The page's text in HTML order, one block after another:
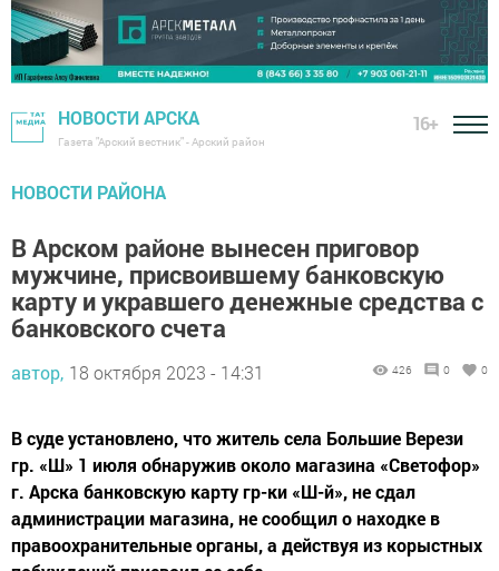
НОВОСТИ АРСКА
Газета "Арский вестник" - Арский район
16+
НОВОСТИ РАЙОНА
В Арском районе вынесен приговор
мужчине, присвоившему банковскую
карту и укравшего денежные средства с
банковского счета
автор, 18 октября 2023 - 14:31 426 0 0
В суде установлено, что житель села Большие Верези
гр. «Ш» 1 июля обнаружив около магазина «Светофор»
г. Арска банковскую карту гр-ки «Ш-й», не сдал
администрации магазина, не сообщил о находке в
правоохранительные органы, а действуя из корыстных